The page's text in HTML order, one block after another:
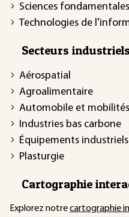
Sciences fondamentales
Technologies de
Secteurs industriels
Aérospatial
Agroalimentaire
Automobile et mobilités
Industries bas carbone
Équipements industriels
Plasturgie
Cartographie
Explorez notrecartographie